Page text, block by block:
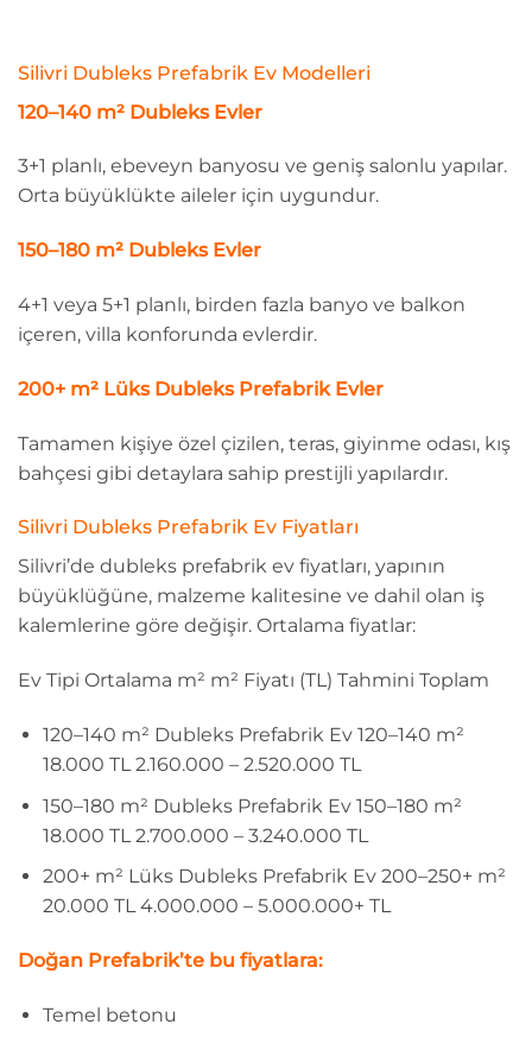
Silivri Dubleks Prefabrik Ev Modelleri
120–140 m² Dubleks Evler
3+1 planlı, ebeveyn banyosu ve geniş salonlu yapılar.
Orta büyüklükte aileler için uygundur.
150–180 m² Dubleks Evler
4+1 veya 5+1 planlı, birden fazla banyo ve balkon
içeren, villa konforunda evlerdir.
200+ m² Lüks Dubleks Prefabrik Evler
Tamamen kişiye özel çizilen, teras, giyinme odası, kış
bahçesi gibi detaylara sahip prestijli yapılardır.
Silivri Dubleks Prefabrik Ev Fiyatları
Silivri’de dubleks prefabrik ev fiyatları, yapının
büyüklüğüne, malzeme kalitesine ve dahil olan iş
kalemlerine göre değişir. Ortalama fiyatlar:
Ev Tipi Ortalama m² m² Fiyatı (TL) Tahmini Toplam
120–140 m² Dubleks Prefabrik Ev 120–140 m²
18.000 TL 2.160.000 – 2.520.000 TL
150–180 m² Dubleks Prefabrik Ev 150–180 m²
18.000 TL 2.700.000 – 3.240.000 TL
200+ m² Lüks Dubleks Prefabrik Ev 200–250+ m²
20.000 TL 4.000.000 – 5.000.000+ TL
Doğan Prefabrik’te bu fiyatlara:
Temel betonu